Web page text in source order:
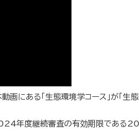
にある「生態環境学コース」が「生
年度継続審査の有効期限である